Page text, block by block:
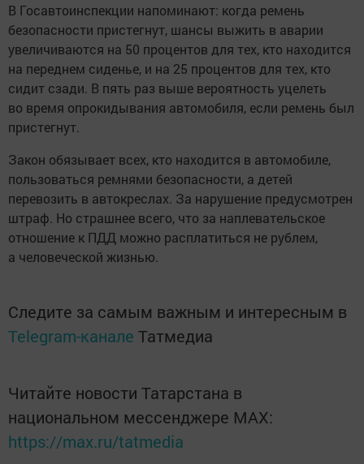
В Госавтоинспекции напоминают: когда ремень
безопасности пристегнут, шансы выжить в аварии
увеличиваются на 50 процентов для тех, кто находится
на переднем сиденье, и на 25 процентов для тех, кто
сидит сзади. В пять раз выше вероятность уцелеть
во время опрокидывания автомобиля, если ремень был
пристегнут.
Закон обязывает всех, кто находится в автомобиле,
пользоваться ремнями безопасности, а детей
перевозить в автокреслах. За нарушение предусмотрен
штраф. Но страшнее всего, что за наплевательское
отношение к ПДД можно расплатиться не рублем,
а человеческой жизнью.
Следите за самым важным и интересным в
Telegram-канале Татмедиа
Читайте новости Татарстана в
национальном мессенджере MАХ:
https://max.ru/tatmedia